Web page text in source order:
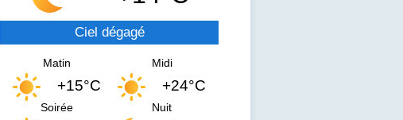
Ciel dégagé
Matin
+15°C
Midi
+24°C
Soirée Nuit